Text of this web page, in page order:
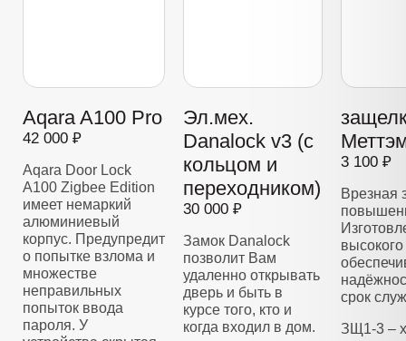
Aqara A100 Pro
42 000 ₽
Aqara Door Lock
A100 Zigbee Edition
имеет немаркий
алюминиевый
корпус. Предупредит
о попытке взлома и
множестве
неправильных
попыток ввода
пароля. У
Эл.мех.
Danalock v3 (с
кольцом и
переходником)
30 000 ₽
Замок Danalock
позволит Вам
удаленно открывать
дверь и быть в
курсе того, кто и
когда входил в дом.
3 100 ₽
Врезная
высокого
срок
ЗЩ1-3 –